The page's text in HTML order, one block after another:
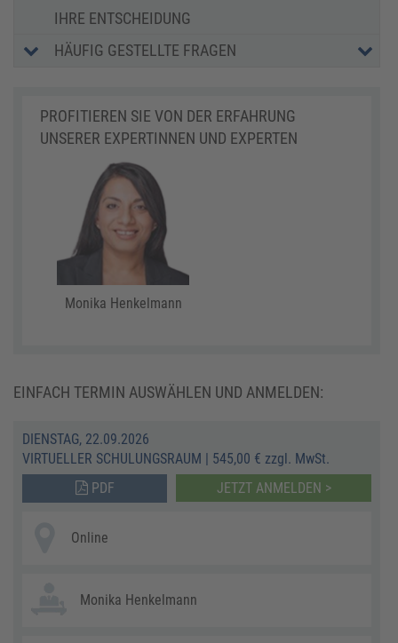
IHRE ENTSCHEIDUNG
HÄUFIG GESTELLTE FRAGEN
PROFITIEREN SIE VON DER ERFAHRUNG
UNSERER EXPERTINNEN UND EXPERTEN
Monika Henkelmann
EINFACH TERMIN AUSWÄHLEN UND ANMELDEN:
DIENSTAG, 22.09.2026
VIRTUELLER SCHULUNGSRAUM
545,00 € zzgl. MwSt.
PDF
JETZT ANMELDEN >
Online
Monika Henkelmann